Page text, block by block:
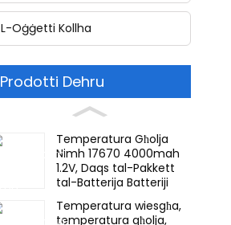
L-Oġġetti Kollha
Prodotti Dehru
Temperatura Għolja
Nimh 17670 4000mah
1.2V, Daqs tal-Pakkett
tal-Batterija Batteriji
dawl ta' emerġenza,
Temperatura wiesgħa,
temperatura għolja,